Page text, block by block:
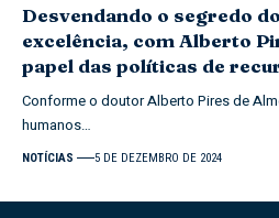
Desvendando o segredo
excelência, com Alberto
papel das políticas de
Conforme o doutor Alberto Pires de
humanos…
NOTÍCIAS 5 DE DEZEMBRO DE 2024